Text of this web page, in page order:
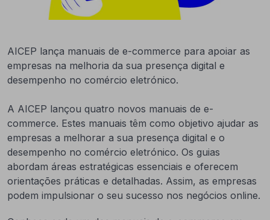
AICEP lança manuais de e-commerce para apoiar as
empresas na melhoria da sua presença digital e
desempenho no comércio eletrónico.
A AICEP lançou quatro novos manuais de e-
commerce. Estes manuais têm como objetivo ajudar as
empresas a melhorar a sua presença digital e o
desempenho no comércio eletrónico. Os guias
abordam áreas estratégicas essenciais e oferecem
orientações práticas e detalhadas. Assim, as empresas
podem impulsionar o seu sucesso nos negócios online.